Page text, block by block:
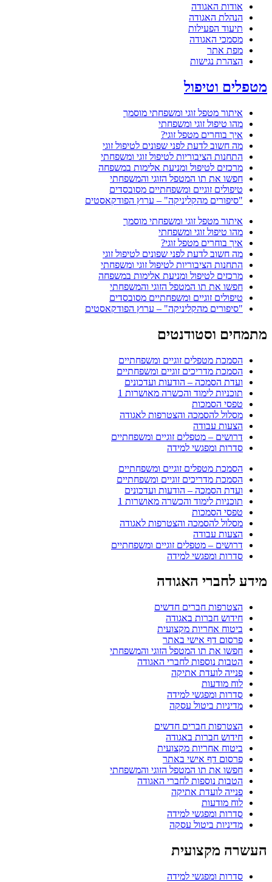
אודות האגודה
הנהלת האגודה
תיעוד הפעילות
מסמכי האגודה
מפת אתר
הצהרת נגישות
מטפלים וטיפול
איתור מטפל זוגי ומשפחתי מוסמך
מהו טיפול זוגי ומשפחתי
איך בוחרים מטפל זוגי?
מה חשוב לדעת לפני שפונים לטיפול זוגי
התחנות הציבוריות לטיפול זוגי ומשפחתי
מרכזים לטיפול ומניעת אלימות במשפחה
חפשו את תו המטפל הזוגי והמשפחתי
טיפולים זוגיים ומשפחתיים מסובסדים
"סיפורים מהקליניקה" – ערוץ הפודקאסטים
איתור מטפל זוגי ומשפחתי מוסמך
מהו טיפול זוגי ומשפחתי
איך בוחרים מטפל זוגי?
מה חשוב לדעת לפני שפונים לטיפול זוגי
התחנות הציבוריות לטיפול זוגי ומשפחתי
מרכזים לטיפול ומניעת אלימות במשפחה
חפשו את תו המטפל הזוגי והמשפחתי
טיפולים זוגיים ומשפחתיים מסובסדים
"סיפורים מהקליניקה" – ערוץ הפודקאסטים
מתמחים וסטודנטים
הסמכת מטפלים זוגיים ומשפחתיים
הסמכת מדריכים זוגיים ומשפחתיים
ועדת הסמכה – הודעות ועדכונים
תוכניות לימוד והכשרה מאושרות 1
טפסי הסמכות
מסלול להסמכה והצטרפות לאגודה
הצעות עבודה
דרושים – מטפלים זוגיים ומשפחתיים
סדרות ומפגשי למידה
הסמכת מטפלים זוגיים ומשפחתיים
הסמכת מדריכים זוגיים ומשפחתיים
ועדת הסמכה – הודעות ועדכונים
תוכניות לימוד והכשרה מאושרות 1
טפסי הסמכות
מסלול להסמכה והצטרפות לאגודה
הצעות עבודה
דרושים – מטפלים זוגיים ומשפחתיים
סדרות ומפגשי למידה
מידע לחברי האגודה
הצטרפות חברים חדשים
חידוש חברות באגודה
ביטוח אחריות מקצועית
פרסום דף אישי באתר
חפשו את תו המטפל הזוגי והמשפחתי
הטבות נוספות לחברי האגודה
פנייה לועדת אתיקה
לוח מודעות
סדרות ומפגשי למידה
מדיניות ביטול עסקה
הצטרפות חברים חדשים
חידוש חברות באגודה
ביטוח אחריות מקצועית
פרסום דף אישי באתר
חפשו את תו המטפל הזוגי והמשפחתי
הטבות נוספות לחברי האגודה
פנייה לועדת אתיקה
לוח מודעות
סדרות ומפגשי למידה
מדיניות ביטול עסקה
העשרה מקצועית
סדרות ומפגשי למידה